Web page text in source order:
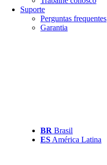
Suporte
Perguntas frequentes
Garantia
BR Brasil
ES América Latina